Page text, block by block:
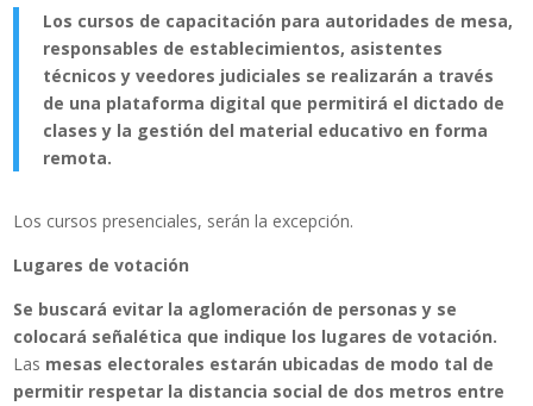
Los cursos de capacitación para autoridades de mesa,
responsables de establecimientos, asistentes
técnicos y veedores judiciales se realizarán a través
de una plataforma digital que permitirá el dictado de
clases y la gestión del material educativo en forma
remota.
Los cursos presenciales, serán la excepción.
Lugares de votación
Se buscará evitar la aglomeración de personas y se
colocará señalética que indique los lugares de votación.
Las mesas electorales estarán ubicadas de modo tal de
permitir respetar la distancia social de dos metros entre